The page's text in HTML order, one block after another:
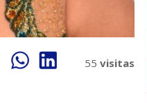
55 visitas